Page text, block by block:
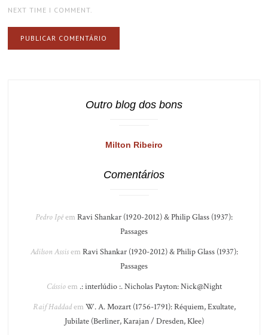
NEXT TIME I COMMENT.
Outro blog dos bons
Milton Ribeiro
Comentários
Pedro Ipêem Ravi Shankar (1920-2012) & Philip Glass (1937):
Passages
Adilson Assisem Ravi Shankar (1920-2012) & Philip Glass (1937):
Passages
Cássioem .: interlúdio :. Nicholas Payton: Nick@Night
Raif Haddadem W. A. Mozart (1756-1791): Réquiem, Exultate,
Jubilate (Berliner, Karajan / Dresden, Klee)